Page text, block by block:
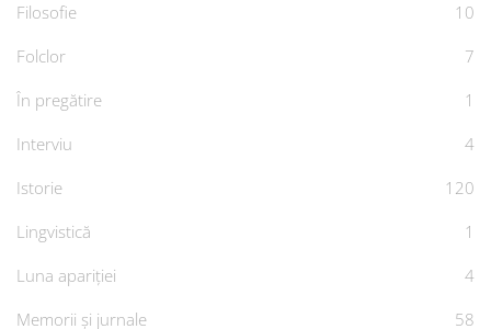
Filosofie
10
Folclor
7
În pregătire
1
Interviu
4
Istorie
120
Lingvistică
1
Luna apariției
4
Memorii și jurnale
58